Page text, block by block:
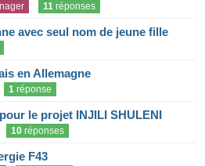
11 réponses
avec seul nom de jeune fille
en Allemagne
1 réponse
le projet INJILI SHULENI
10 réponses
F43